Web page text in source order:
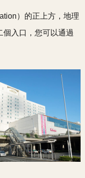
）的正上方，地理
入口，您可以通過